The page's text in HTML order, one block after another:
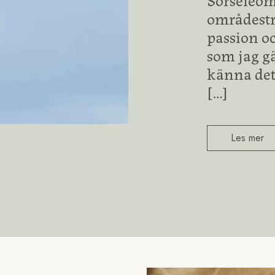
passion
som jag
känna
[…]
Les mer